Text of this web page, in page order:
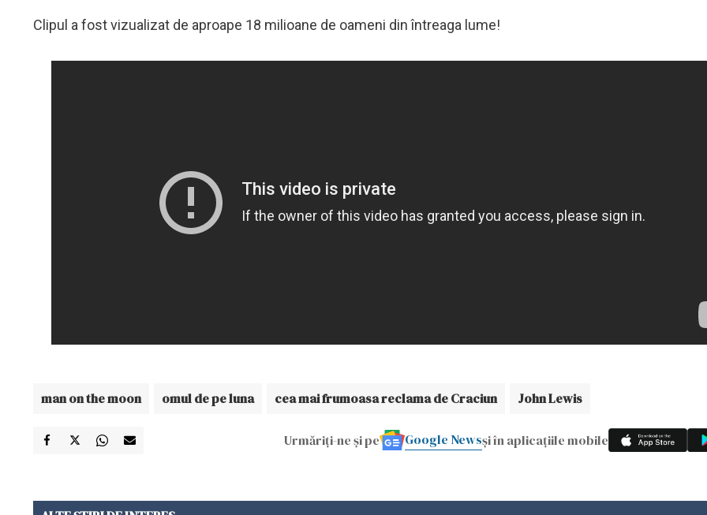
Clipul a fost vizualizat de aproape 18 milioane de oameni din întreaga lume!
man on the moon omul de pe luna cea mai frumoasa reclama de Craciun John Lewis
Urmăriți-ne și pe Google Newsși în aplicațiile mobile